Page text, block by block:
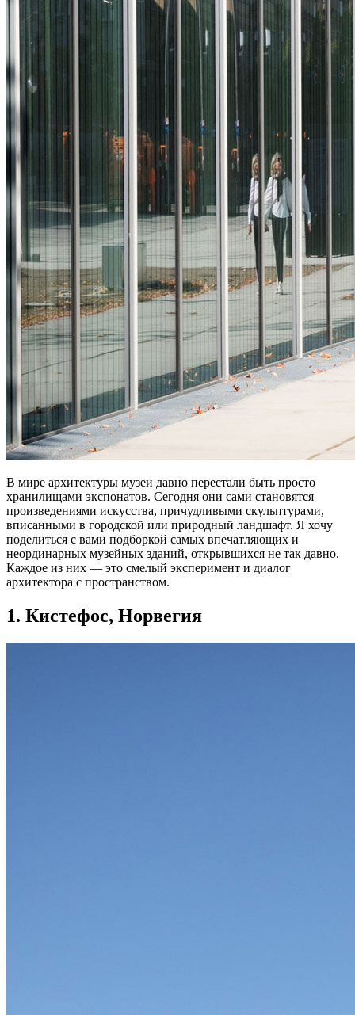
В мире архитектуры музеи давно перестали быть просто
хранилищами экспонатов. Сегодня они сами становятся
произведениями искусства, причудливыми скульптурами,
вписанными в городской или природный ландшафт. Я хочу
поделиться с вами подборкой самых впечатляющих и
неординарных музейных зданий, открывшихся не так давно.
Каждое из них — это смелый эксперимент и диалог
архитектора с пространством.
1. Кистефос, Норвегия